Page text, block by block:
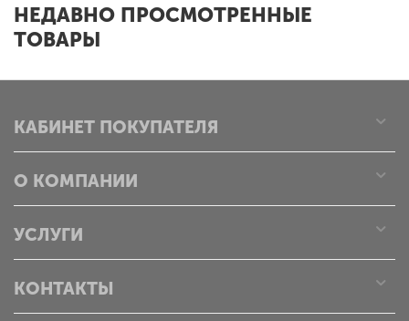
НЕДАВНО ПРОСМОТРЕННЫЕ
ТОВАРЫ
КАБИНЕТ ПОКУПАТЕЛЯ
О КОМПАНИИ
УСЛУГИ
КОНТАКТЫ